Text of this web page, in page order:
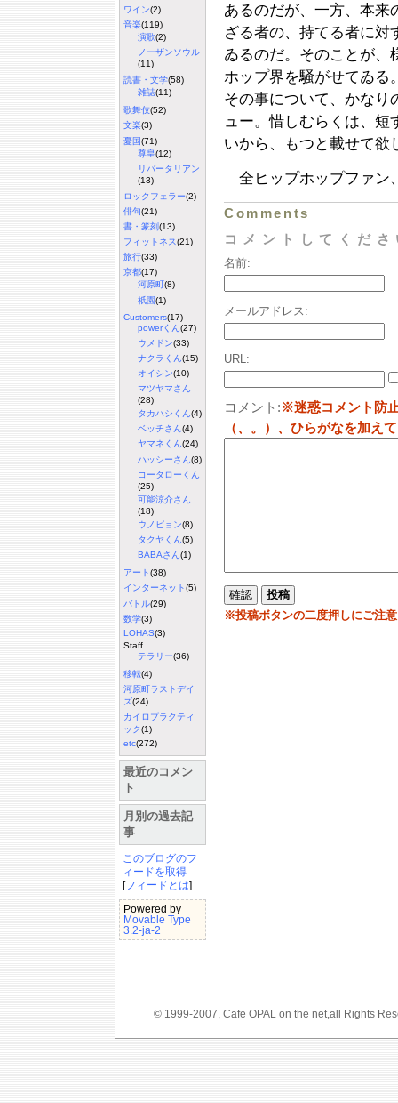
ワイン(2)
音楽(119)
演歌(2)
ノーザンソウル
(11)
読書・文学(58)
雑誌(11)
歌舞伎(52)
文楽(3)
憂国(71)
尊皇(12)
リバータリアン
(13)
ロックフェラー(2)
俳句(21)
書・篆刻(13)
フィットネス(21)
旅行(33)
京都(17)
河原町 (8)
祇園(1)
Customers(17)
powerくん (27)
ウメドン(33)
ナクラくん (15)
オイシン(10)
マツヤマさん
(28)
タカハシくん(4)
ベッチさん(4)
ヤマネくん(24)
ハッシーさん (8)
コータローくん
(25)
可能涼介さん
(18)
ウノピョン(8)
タクヤくん (5)
BABAさん (1)
アート(38)
インターネット(5)
バトル(29)
数学(3)
LOHAS(3)
Staff
テラリー(36)
移転(4)
河原町ラストデイ
ズ(24)
カイロプラクティ
ック(1)
etc(272)
最近のコメン
ト
月別の過去記
事
このブログのフ
ィードを取得
[フィードとは]
Powered by
Movable Type
3.2-ja-2
あるのだが、一方、本来
ざる者の、持てる者に対
ゐるのだ。そのことが、
ホップ界を騒がせてゐる
その事について、かなり
ュー。惜しむらくは、
いから、もつと載せて欲
全ヒップホップファン
Comments
コメントしてくだ
名前:
メールアドレス:
URL:
コメント:※迷惑コメント防
（、。）、ひらがなを加え
※投稿ボタンの二度押しにご注
© 1999-2007, Cafe OPAL on the net,all Rights